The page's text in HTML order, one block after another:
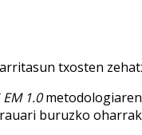
txosten
EM 1.0
buruzko oharrak